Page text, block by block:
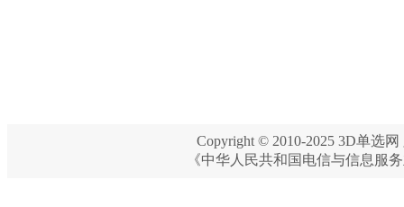
Copyright © 2010-2025 3D单选网
《中华人民共和国电信与信息服